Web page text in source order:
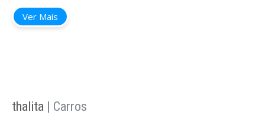
Ver Mais
thalita | Carros